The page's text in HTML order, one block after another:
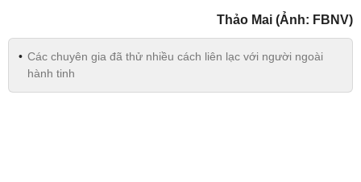
Thảo Mai (Ảnh: FBNV)
Các chuyên gia đã thử nhiều cách liên lạc với người ngoài
hành tinh